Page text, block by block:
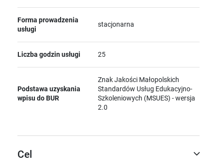
Forma prowadzenia
usługi
stacjonarna
Liczba godzin usługi 25
Podstawa uzyskania
wpisu do BUR
Znak Jakości Małopolskich
Standardów Usług Edukacyjno-
Szkoleniowych (MSUES) - wersja
2.0
Cel